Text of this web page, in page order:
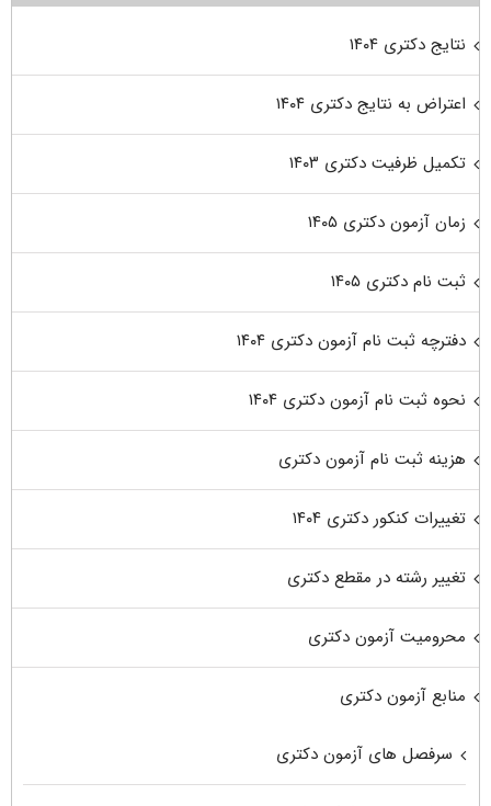
نتایج دکتری ۱۴۰۴
اعتراض به نتایج دکتری ۱۴۰۴
تکمیل ظرفیت دکتری ۱۴۰۳
زمان آزمون دکتری ۱۴۰۵
ثبت نام دکتری ۱۴۰۵
دفترچه ثبت نام آزمون دکتری ۱۴۰۴
نحوه ثبت نام آزمون دکتری ۱۴۰۴
هزینه ثبت نام آزمون دکتری
تغییرات کنکور دکتری ۱۴۰۴
تغییر رشته در مقطع دکتری
محرومیت آزمون دکتری
منابع آزمون دکتری
سرفصل های آزمون دکتری